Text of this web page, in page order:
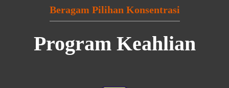
Beragam Pilihan Konsentrasi
Program Keahlian